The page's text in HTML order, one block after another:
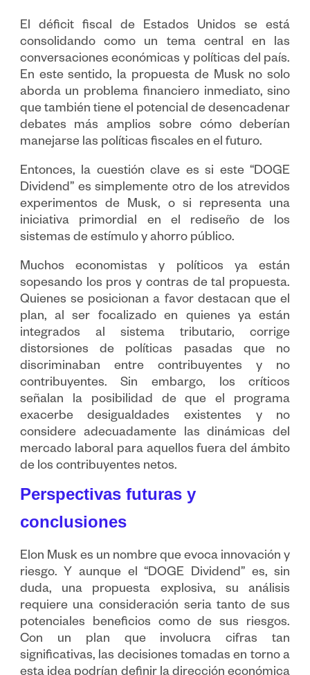
El déficit fiscal de Estados Unidos se está
consolidando como un tema central en las
conversaciones económicas y políticas del país.
En este sentido, la propuesta de Musk no solo
aborda un problema financiero inmediato, sino
que también tiene el potencial de desencadenar
debates más amplios sobre cómo deberían
manejarse las políticas fiscales en el futuro.
Entonces, la cuestión clave es si este “DOGE
Dividend” es simplemente otro de los atrevidos
experimentos de Musk, o si representa una
iniciativa primordial en el rediseño de los
sistemas de estímulo y ahorro público.
Muchos economistas y políticos ya están
sopesando los pros y contras de tal propuesta.
Quienes se posicionan a favor destacan que el
plan, al ser focalizado en quienes ya están
integrados al sistema tributario, corrige
distorsiones de políticas pasadas que no
discriminaban entre contribuyentes y no
contribuyentes. Sin embargo, los críticos
señalan la posibilidad de que el programa
exacerbe desigualdades existentes y no
considere adecuadamente las dinámicas del
mercado laboral para aquellos fuera del ámbito
de los contribuyentes netos.
Perspectivas futuras y
conclusiones
Elon Musk es un nombre que evoca innovación y
riesgo. Y aunque el “DOGE Dividend” es, sin
duda, una propuesta explosiva, su análisis
requiere una consideración seria tanto de sus
potenciales beneficios como de sus riesgos.
Con un plan que involucra cifras tan
significativas, las decisiones tomadas en torno a